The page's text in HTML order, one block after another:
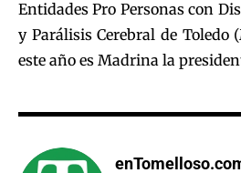
Entidades Pro Personas con
y Parálisis Cerebral de Toledo
este año es Madrina la